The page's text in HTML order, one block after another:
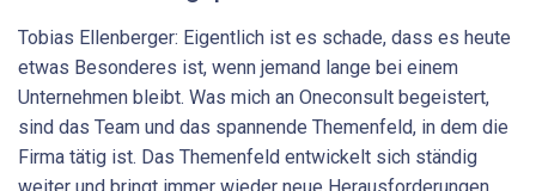
Tobias Ellenberger: Eigentlich ist es schade, dass es heute
etwas Besonderes ist, wenn jemand lange bei einem
Unternehmen bleibt. Was mich an Oneconsult begeistert,
sind das Team und das spannende Themenfeld, in dem die
Firma tätig ist. Das Themenfeld entwickelt sich ständig
weiter und bringt immer wieder neue Herausforderungen